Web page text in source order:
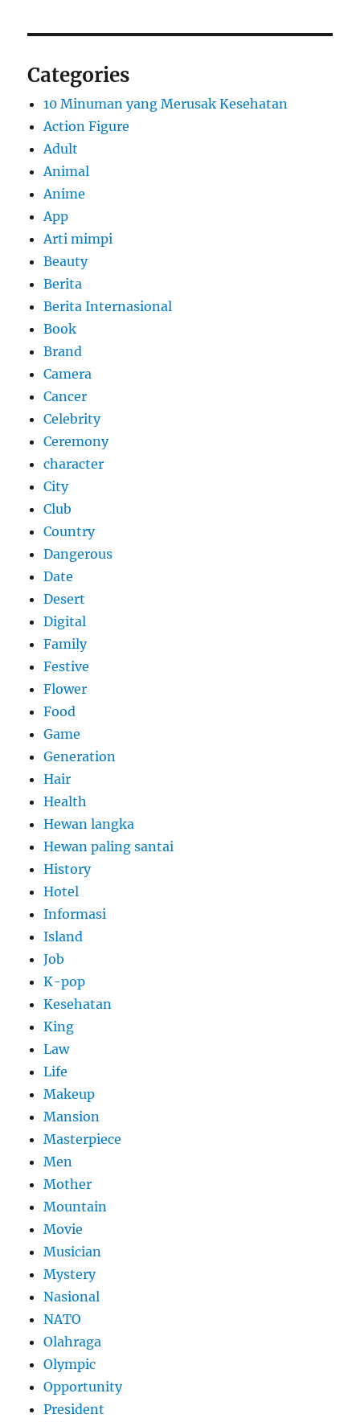
Categories
10 Minuman yang Merusak Kesehatan
Action Figure
Adult
Animal
Anime
App
Arti mimpi
Beauty
Berita
Berita Internasional
Book
Brand
Camera
Cancer
Celebrity
Ceremony
character
City
Club
Country
Dangerous
Date
Desert
Digital
Family
Festive
Flower
Food
Game
Generation
Hair
Health
Hewan langka
Hewan paling santai
History
Hotel
Informasi
Island
Job
K-pop
Kesehatan
King
Law
Life
Makeup
Mansion
Masterpiece
Men
Mother
Mountain
Movie
Musician
Mystery
Nasional
NATO
Olahraga
Olympic
Opportunity
President